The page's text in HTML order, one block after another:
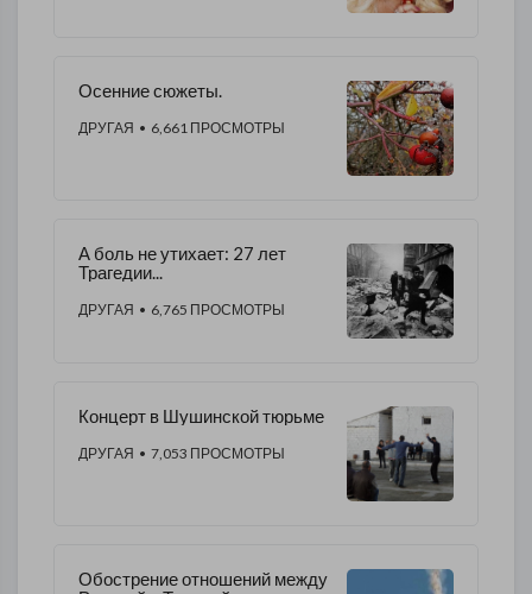
Осенние сюжеты.
ДРУГАЯ • 6,661 ПРОСМОТРЫ
А боль не утихает: 27 лет
Трагедии...
ДРУГАЯ • 6,765 ПРОСМОТРЫ
Концерт в Шушинской тюрьме
ДРУГАЯ • 7,053 ПРОСМОТРЫ
Обострение отношений между